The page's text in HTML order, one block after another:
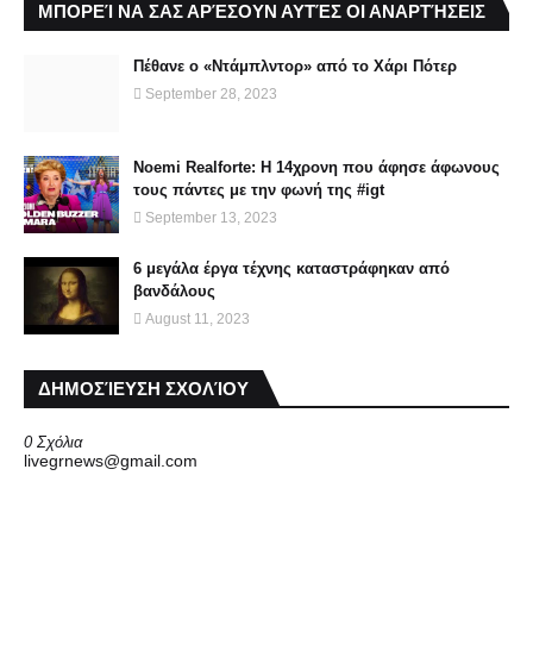
ΜΠΟΡΕΊ ΝΑ ΣΑΣ ΑΡΈΣΟΥΝ ΑΥΤΈΣ ΟΙ ΑΝΑΡΤΉΣΕΙΣ
Πέθανε ο «Ντάμπλντορ» από το Χάρι Πότερ
September 28, 2023
Noemi Realforte: Η 14χρονη που άφησε άφωνους
τους πάντες με την φωνή της #igt
September 13, 2023
6 μεγάλα έργα τέχνης καταστράφηκαν από
βανδάλους
August 11, 2023
ΔΗΜΟΣΊΕΥΣΗ ΣΧΟΛΊΟΥ
0 Σχόλια
livegrnews@gmail.com